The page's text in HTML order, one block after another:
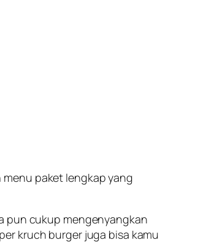
paket lengkap yang
pun cukup mengenyangkan
kruch burger juga bisa kamu